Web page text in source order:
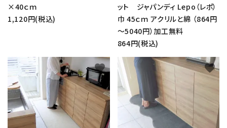
×40ｃｍ
1,120円(税込)
ット ジャパンディ Lepo（レポ）
巾 45ｃｍ アクリルと綿 （864円
～5040円）加工無料
864円(税込)
favorite favorite